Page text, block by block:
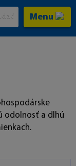
Menu
odolnosť a dlhú